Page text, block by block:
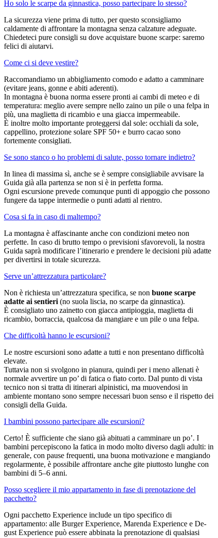
Ho solo le scarpe da ginnastica, posso partecipare lo stesso?
La sicurezza viene prima di tutto, per questo sconsigliamo
caldamente di affrontare la montagna senza calzature adeguate.
Chiedeteci pure consigli su dove acquistare buone scarpe: saremo
felici di aiutarvi.
Come ci si deve vestire?
Raccomandiamo un abbigliamento comodo e adatto a camminare
(evitare jeans, gonne e abiti aderenti).
In montagna è buona norma essere pronti ai cambi di meteo e di
temperatura: meglio avere sempre nello zaino un pile o una felpa in
più, una maglietta di ricambio e una giacca impermeabile.
È inoltre molto importante proteggersi dal sole: occhiali da sole,
cappellino, protezione solare SPF 50+ e burro cacao sono
fortemente consigliati.
Se sono stanco o ho problemi di salute, posso tornare indietro?
In linea di massima sì, anche se è sempre consigliabile avvisare la
Guida già alla partenza se non si è in perfetta forma.
Ogni escursione prevede comunque punti di appoggio che possono
fungere da tappe intermedie o punti adatti al rientro.
Cosa si fa in caso di maltempo?
La montagna è affascinante anche con condizioni meteo non
perfette. In caso di brutto tempo o previsioni sfavorevoli, la nostra
Guida saprà modificare l’itinerario e prendere le decisioni più adatte
per divertirsi in totale sicurezza.
Serve un’attrezzatura particolare?
Non è richiesta un’attrezzatura specifica, se non buone scarpe
adatte ai sentieri (no suola liscia, no scarpe da ginnastica).
È consigliato uno zainetto con giacca antipioggia, maglietta di
ricambio, borraccia, qualcosa da mangiare e un pile o una felpa.
Che difficoltà hanno le escursioni?
Le nostre escursioni sono adatte a tutti e non presentano difficoltà
elevate.
Tuttavia non si svolgono in pianura, quindi per i meno allenati è
normale avvertire un po’ di fatica o fiato corto. Dal punto di vista
tecnico non si tratta di itinerari alpinistici, ma muovendosi in
ambiente montano sono sempre necessari buon senso e il rispetto dei
consigli della Guida.
I bambini possono partecipare alle escursioni?
Certo! È sufficiente che siano già abituati a camminare un po’. I
bambini percepiscono la fatica in modo molto diverso dagli adulti: in
generale, con pause frequenti, una buona motivazione e mangiando
regolarmente, è possibile affrontare anche gite piuttosto lunghe con
bambini di 5–6 anni.
Posso scegliere il mio appartamento in fase di prenotazione del
pacchetto?
Ogni pacchetto Experience include un tipo specifico di
appartamento: alle Burger Experience, Marenda Experience e De-
gust Experience può essere abbinata la prenotazione di qualsiasi